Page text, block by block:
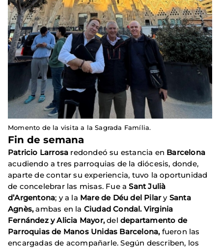
Momento de la visita a la Sagrada Família.
Fin de semana
Patricio​ Larrosa redondeó su estancia en Barcelona
acudiendo a tres parroquias de la diócesis, donde,
aparte de contar su experiencia, tuvo la oportunidad
de concelebrar las misas. Fue aSant Julià
d’Argentona; y a la Mare de Déu del Pilary Santa
Agnès,ambas en la Ciudad Condal. Virginia
Fernández y Alicia Mayor,deldepartamento de
Parroquias de Manos Unidas Barcelona, fueron las
encargadas de acompañarle. Según describen, los